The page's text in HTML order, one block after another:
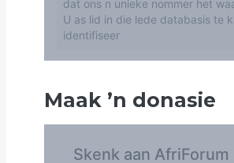
Maak ’n donasie